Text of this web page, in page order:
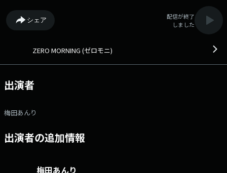
https://fmfukuoka.co.jp/message/?program_id=159 Xハッシュタグ
は「#ゼロモニ」 Xアカウントは「@FMZEROMONI」
シェア
配信が終了
しました
ZERO MORNING (ゼロモニ)
出演者
梅田あんり
出演者の追加情報
梅田あんり